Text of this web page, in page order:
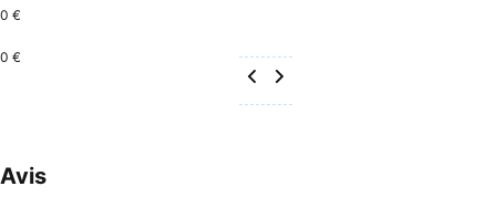
0 €
0 €
Avis